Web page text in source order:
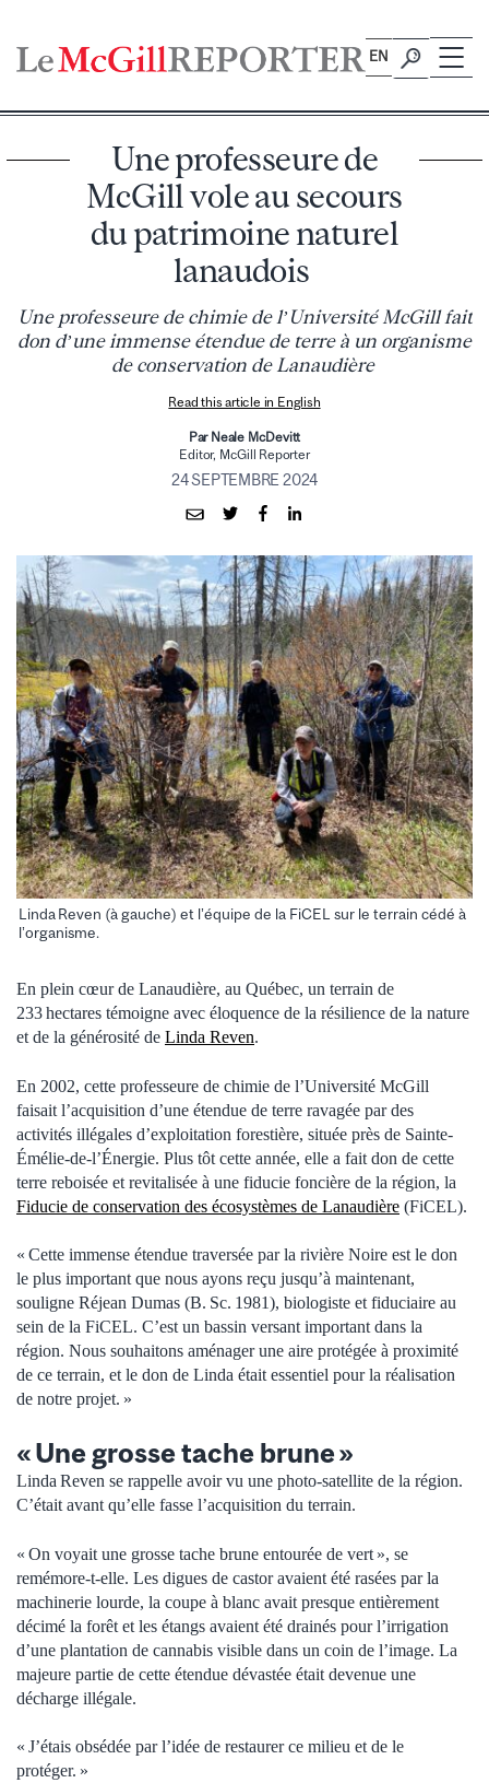
content
EN
Une professeure de
McGill vole au secours
du patrimoine naturel
lanaudois
Une professeure de chimie de l’Université McGill fait
don d’une immense étendue de terre à un organisme
de conservation de Lanaudière
Read this article in English
Par Neale McDevitt
Editor, McGill Reporter
24 SEPTEMBRE 2024
Linda Reven (à gauche) et l’équipe de la FiCEL sur le terrain cédé à
l’organisme.
En plein cœur de Lanaudière, au Québec, un terrain de
233 hectares témoigne avec éloquence de la résilience de la nature
et de la générosité de Linda Reven.
En 2002, cette professeure de chimie de l’Université McGill
faisait l’acquisition d’une étendue de terre ravagée par des
activités illégales d’exploitation forestière, située près de Sainte-
Émélie-de-l’Énergie. Plus tôt cette année, elle a fait don de cette
terre reboisée et revitalisée à une fiducie foncière de la région, la
Fiducie de conservation des écosystèmes de Lanaudière (FiCEL).
« Cette immense étendue traversée par la rivière Noire est le don
le plus important que nous ayons reçu jusqu’à maintenant,
souligne Réjean Dumas (B. Sc. 1981), biologiste et fiduciaire au
sein de la FiCEL. C’est un bassin versant important dans la
région. Nous souhaitons aménager une aire protégée à proximité
de ce terrain, et le don de Linda était essentiel pour la réalisation
de notre projet. »
« Une grosse tache brune »
Linda Reven se rappelle avoir vu une photo-satellite de la région.
C’était avant qu’elle fasse l’acquisition du terrain.
« On voyait une grosse tache brune entourée de vert », se
remémore-t-elle. Les digues de castor avaient été rasées par la
machinerie lourde, la coupe à blanc avait presque entièrement
décimé la forêt et les étangs avaient été drainés pour l’irrigation
d’une plantation de cannabis visible dans un coin de l’image. La
majeure partie de cette étendue dévastée était devenue une
décharge illégale.
« J’étais obsédée par l’idée de restaurer ce milieu et de le
protéger. »